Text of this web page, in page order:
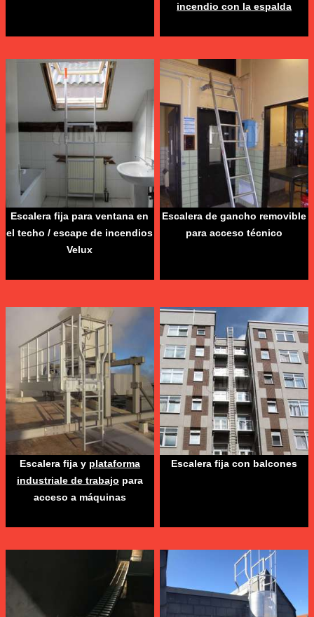
incendio con la espalda
Escalera fija para ventana en
el techo / escape de incendios
Velux
Escalera de gancho removible
para acceso técnico
Escalera fija y plataforma
industriale de trabajo para
acceso a máquinas
Escalera fija con balcones